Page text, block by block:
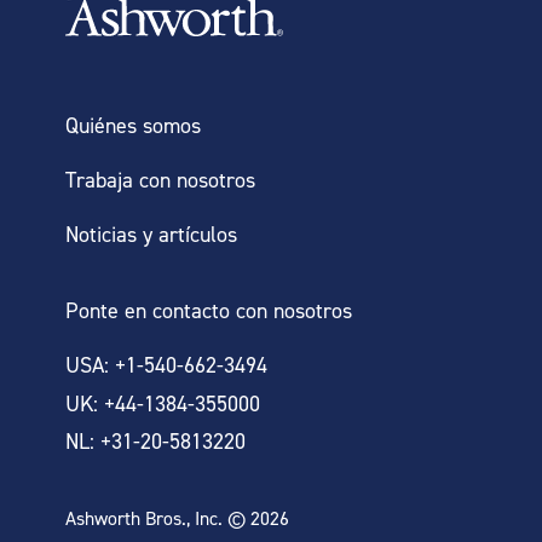
sistemas de correa más anchos que los
estándar. Ashworth ofrece la instalación
llave en mano de ExactaStack XE para
ayudar a las empresas a mantener su
Quiénes somos
Trabaja con nosotros
Noticias y artículos
Ponte en contacto con nosotros
USA: +1-540-662-3494
UK: +44-1384-355000
NL: +31-20-5813220
Ashworth Bros., Inc. © 2026